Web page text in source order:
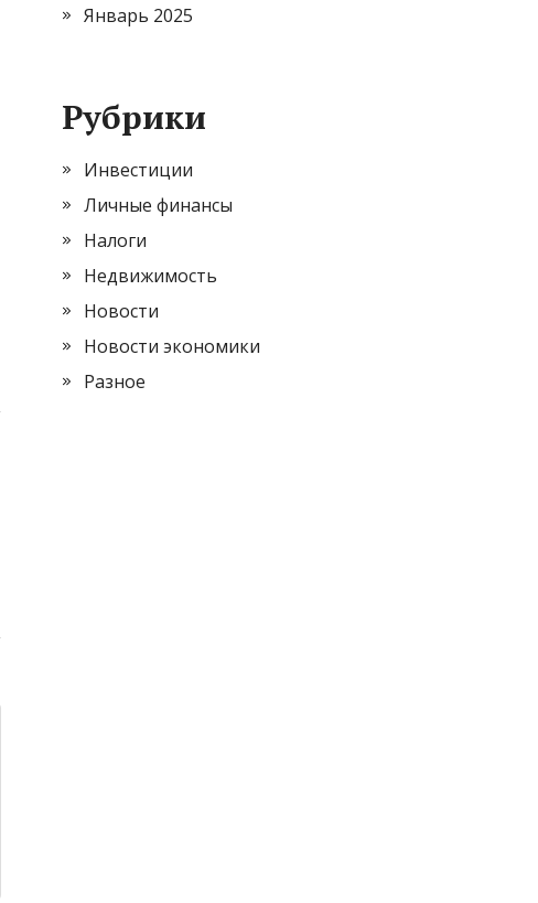
Январь 2025
Рубрики
Инвестиции
Личные финансы
Налоги
Недвижимость
Новости
Новости экономики
Разное